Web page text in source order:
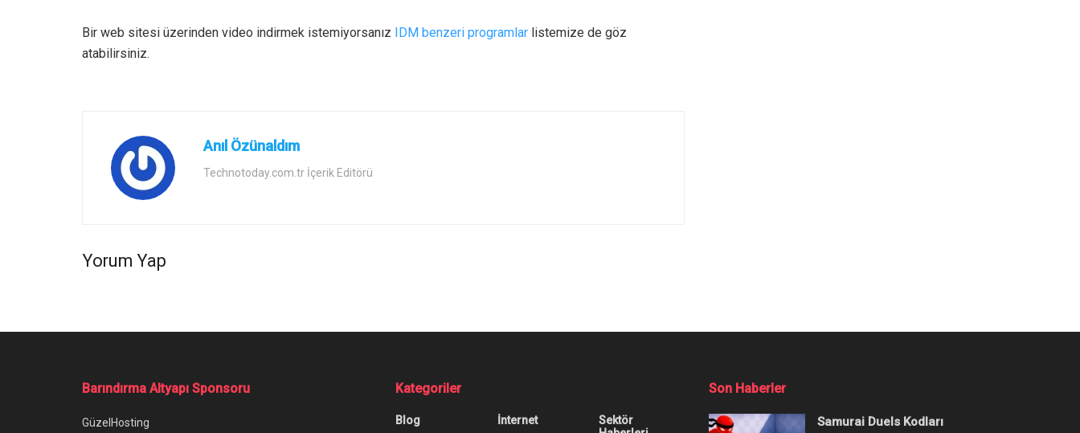
Bir web sitesi üzerinden video indirmek istemiyorsanız IDM benzeri programlar listemize de göz
atabilirsiniz.
Anıl Özünaldım
Technotoday.com.tr İçerik Editörü
Yorum Yap
Ana Sayfa/Disney Plus Abone Sayısı Recep İvedik 7 ile Büyük Artış Gördü